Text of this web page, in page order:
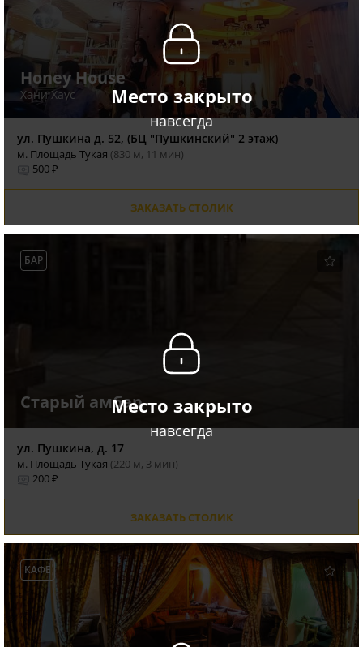
Место закрыто
навсегда
Honey House
Хани Хаус
ул. Пушкина д. 52, (БЦ "Пушкинский" 2 этаж)
м. Площадь Тукая (830 м, 11 мин)
500 ₽
ЗАКАЗАТЬ СТОЛИК
Место закрыто
навсегда
БАР
Старый амбар
ул. Пушкина, д. 17
м. Площадь Тукая (220 м, 3 мин)
200 ₽
ЗАКАЗАТЬ СТОЛИК
КАФЕ